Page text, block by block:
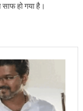
हो गया है।